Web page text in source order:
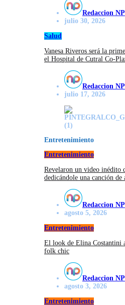
Redaccion NP
julio 30, 2026
Salud
Vanesa Riveros será la
el Hospital de Cutral Co-
Redaccion NP
julio 17, 2026
Entretenimiento
Entretenimiento
Revelaron un video inédito
dedicándole una canción
Redaccion NP
agosto 5, 2026
Entretenimiento
El look de Elina Costantini
folk chic
Redaccion NP
agosto 3, 2026
Entretenimiento